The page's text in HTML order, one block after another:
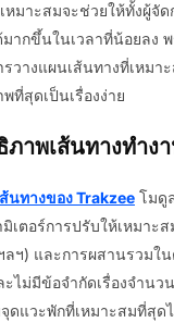
หมาะสมจะช่วยให้ทั้งผู้จั
ากขึ้นในเวลาที่น้อยลง
วางแผนเส้นทางที่เหมา
ที่สุดเป็นเรื่องง่าย
ภาพเส้นทางทำง
นทางของ Trakzee โมดู
เตอร์การปรับให้เหมาะ
ฯ) และการผสานรวมใ
ะไม่มีข้อจำกัดเรื่องจำน
ดแวะพักที่เหมาะสมที่สุด